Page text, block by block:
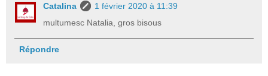
Catalina
1 février 2020 à 11:39
multumesc Natalia, gros bisous
Répondre